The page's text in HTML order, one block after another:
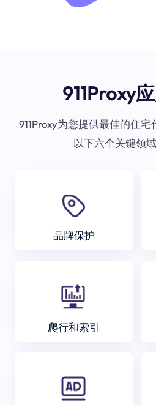
911Proxy
911Proxy为您提供最佳的住
以下六个关键领
品牌保护
爬行和索引